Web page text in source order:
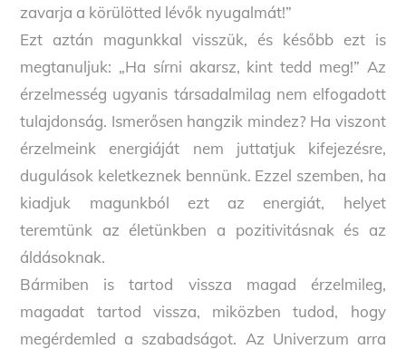
zavarja a körülötted lévők nyugalmát!”
Ezt aztán magunkkal visszük, és később ezt is
megtanuljuk: „Ha sírni akarsz, kint tedd meg!” Az
érzelmesség ugyanis társadalmilag nem elfogadott
tulajdonság. Ismerősen hangzik mindez? Ha viszont
érzelmeink energiáját nem juttatjuk kifejezésre,
dugulások keletkeznek bennünk. Ezzel szemben, ha
kiadjuk magunkból ezt az energiát, helyet
teremtünk az életünkben a pozitivitásnak és az
áldásoknak.
Bármiben is tartod vissza magad érzelmileg,
magadat tartod vissza, miközben tudod, hogy
megérdemled a szabadságot. Az Univerzum arra